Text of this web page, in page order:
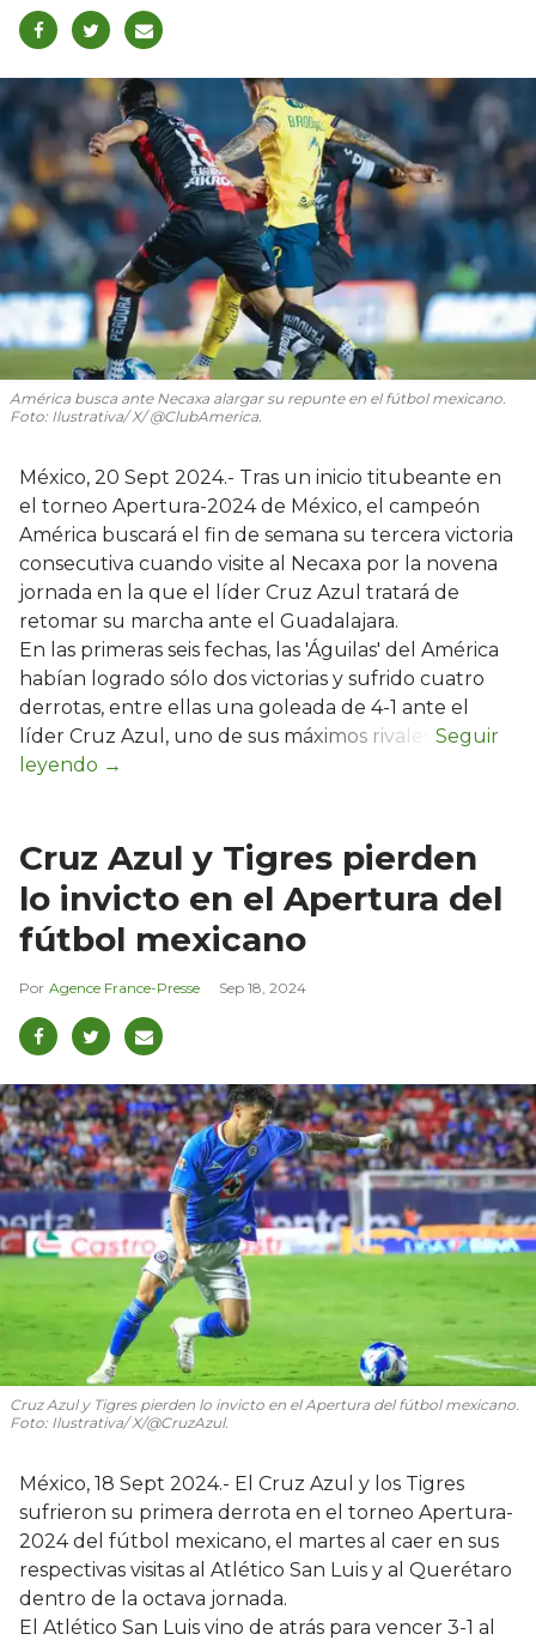
América busca ante Necaxa alargar su repunte en el fútbol mexicano.
Foto: Ilustrativa/ X/ @ClubAmerica.
México, 20 Sept 2024.- Tras un inicio titubeante en
el torneo Apertura-2024 de México, el campeón
América buscará el fin de semana su tercera victoria
consecutiva cuando visite al Necaxa por la novena
jornada en la que el líder Cruz Azul tratará de
retomar su marcha ante el Guadalajara.
En las primeras seis fechas, las 'Águilas' del América
habían logrado sólo dos victorias y sufrido cuatro
derrotas, entre ellas una goleada de 4-1 ante el
líder Cruz Azul, uno de sus máximos rivales.
Cruz Azul y Tigres pierden
lo invicto en el Apertura del
fútbol mexicano
Agence France-Presse Sep 18, 2024
Cruz Azul y Tigres pierden lo invicto en el Apertura del fútbol mexicano.
Foto: Ilustrativa/ X/@CruzAzul.
México, 18 Sept 2024.- El Cruz Azul y los Tigres
sufrieron su primera derrota en el torneo Apertura-
2024 del fútbol mexicano, el martes al caer en sus
respectivas visitas al Atlético San Luis y al Querétaro
dentro de la octava jornada.
El Atlético San Luis vino de atrás para vencer 3-1 al